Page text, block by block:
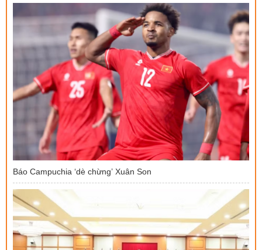
Báo Campuchia ‘dè chừng’ Xuân Son